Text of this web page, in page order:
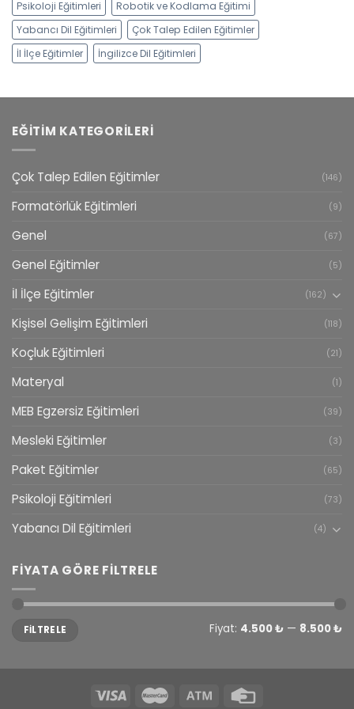
Psikoloji Eğitimleri
Robotik ve Kodlama Eğitimi
Yabancı Dil Eğitimleri
Çok Talep Edilen Eğitimler
İl İlçe Eğitimler
İngilizce Dil Eğitimleri
EĞITIM KATEGORILERI
Çok Talep Edilen Eğitimler (146)
Formatörlük Eğitimleri (9)
Genel (67)
Genel Eğitimler (5)
İl İlçe Eğitimler (162)
Kişisel Gelişim Eğitimleri (118)
Koçluk Eğitimleri (21)
Materyal (1)
MEB Egzersiz Eğitimleri (39)
Mesleki Eğitimler (3)
Paket Eğitimler (65)
Psikoloji Eğitimleri (73)
Yabancı Dil Eğitimleri (4)
FIYATA GÖRE FILTRELE
düşük
yüksek
FILTRELE Fiyat: 4.500 ₺ — 8.500 ₺